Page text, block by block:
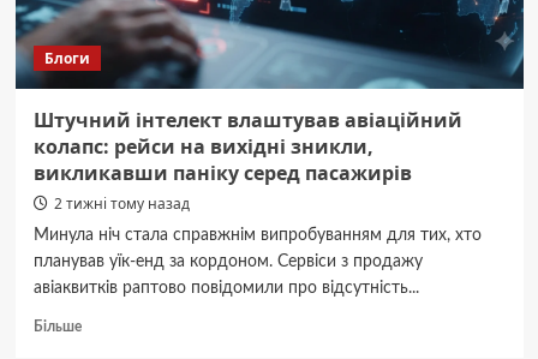
Україну.
Блоги
Штучний інтелект влаштував авіаційний
колапс: рейси на вихідні зникли,
викликавши паніку серед пасажирів
2 тижні тому назад
Минула ніч стала справжнім випробуванням для тих, хто
планував уїк-енд за кордоном. Сервіси з продажу
авіаквитків раптово повідомили про відсутність...
БільшеДокладніше